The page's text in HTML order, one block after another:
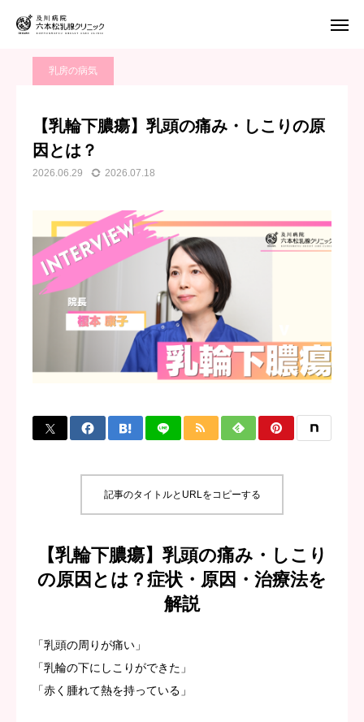
ブログ 乳房の病気
乳房の病気
【乳輪下膿瘍】乳頭の痛み・しこりの原
因とは？
2026.06.29 2026.07.18
記事のタイトルとURLをコピーする
【乳輪下膿瘍】乳頭の痛み・しこり
の原因とは？症状・原因・治療法を
解説
「乳頭の周りが痛い」
「乳輪の下にしこりができた」
「赤く腫れて熱を持っている」
アクセス
乳房の病気
乳がん検診
お問い合わせ